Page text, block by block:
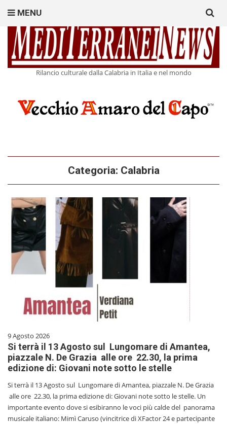
Rilancio culturale dalla Calabria in Italia e nel mondo
MENU
for:
Categoria: Calabria
9 Agosto 2026
Si terrà il 13 Agosto sul Lungomare di Amantea,
piazzale N. De Grazia alle ore 22.30, la prima
edizione di: Giovani note sotto le stelle
Si terrà il 13 Agosto sul Lungomare di Amantea, piazzale N. De Grazia
alle ore 22.30, la prima edizione di: Giovani note sotto le stelle. Un
importante evento dove si esibiranno le voci più calde del panorama
musicale italiano: Mimì Caruso (vincitrice di XFactor 24 e partecipante